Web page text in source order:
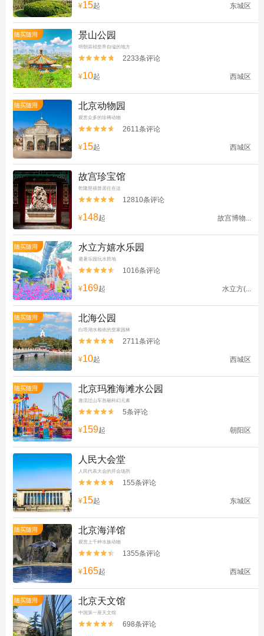
¥15起 东城区
随买随用 景山公园
明朝崇祯皇帝自缢的地方

 2233条评论
¥10起 西城区
随买随用 北京动物园
观赏众多的珍稀动物

 2611条评论
¥15起 西城区
故宫珍宝馆
乾隆慈禧曾居住在这

 12810条评论
¥148起 故宫博物...
随买随用 水立方嬉水乐园
避暑乐园玩水胜地

 1016条评论
¥169起 水立方(...
随买随用 北海公园
白塔湖水相依的皇家园林

 2711条评论
¥10起 西城区
随买随用 北京玛雅海滩水公园
激流过山车首融科幻元素

 5条评论
¥159起 朝阳区
人民大会堂
人民代表大会的开会场所

 155条评论
¥15起 东城区
随买随用 北京海洋馆
观赏上千种水族动物

 1355条评论
¥165起 西城区
随买随用 北京天文馆
中国第一座天文馆

 698条评论